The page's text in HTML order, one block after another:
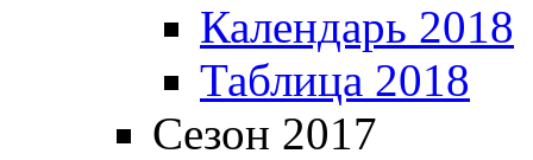
Календарь 2018
Таблица 2018
Сезон 2017